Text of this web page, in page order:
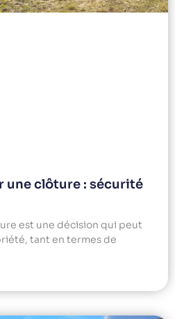
une clôture : sécurité
est une décision qui peut
tant en termes de